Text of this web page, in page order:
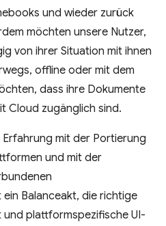
und wieder zurück
möchten unsere Nutzer,
von ihrer Situation mit ihnen
offline oder mit dem
dass ihre Dokumente
Cloud zugänglich sind.
mit der Portierung
und mit der
Balanceakt, die richtige
plattformspezifische UI-